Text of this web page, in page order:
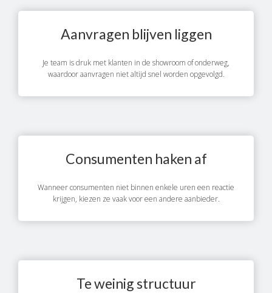
Aanvragen blijven liggen
Je team is druk met klanten in de showroom of onderweg,
waardoor aanvragen niet altijd snel worden opgevolgd.
Consumenten haken af
Wanneer consumenten niet binnen enkele uren een reactie
krijgen, kiezen ze vaak voor een andere aanbieder.
Te weinig structuur